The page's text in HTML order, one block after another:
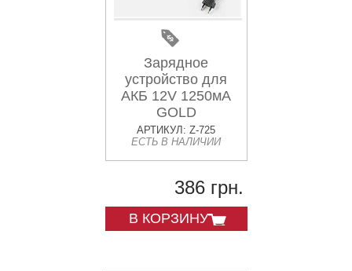
Зарядное
устройство для
АКБ 12V 1250мА
GOLD
АРТИКУЛ: Z-725
ЕСТЬ В НАЛИЧИИ
386 грн.
В КОРЗИНУ